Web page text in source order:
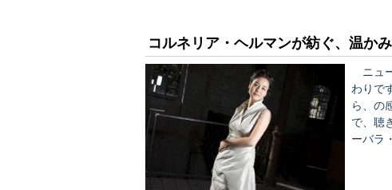
イベ
てみたいところで
日…
コルネリア・ヘルマンが紡ぐ、温か
ニュ
わりで
ら、の
で、聴
ーバラ